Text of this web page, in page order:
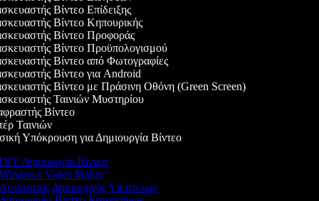
Βίντεο Επίδειξης
Βίντεο Κηπουρικής
Βίντεο Προφοράς
Βίντεο Προϋπολογισμού
Βίντεο από Φωτογραφίες
Βίντεο για Android
Βίντεο με Πράσινη Οθόνη (Green Screen)
Ταινιών Μυστηρίου
Βίντεο
Ταινιών
Υπόκρουση για Δημιουργία Βίντεο
Δημιουργία Βίντεο
Video Maker
Δημιουργός Υποτίτλων